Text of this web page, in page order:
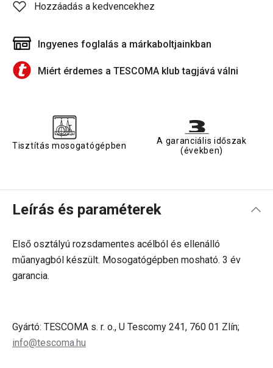
Hozzáadás a kedvencekhez
Ingyenes foglalás a márkaboltjainkban
Miért érdemes a TESCOMA klub tagjává válni
Tisztítás mosogatógépben
A garanciális időszak
(években)
Leírás és paraméterek
Első osztályú rozsdamentes acélból és ellenálló
műanyagból készült. Mosogatógépben mosható. 3 év
garancia.
Gyártó: TESCOMA s. r. o., U Tescomy 241, 760 01 Zlín;
info@tescoma.hu